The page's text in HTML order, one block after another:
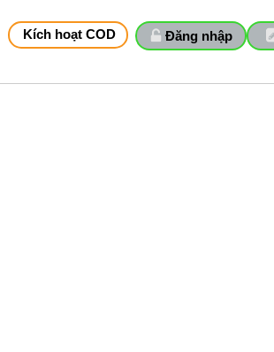
Đăng nhập
Kích hoạt COD